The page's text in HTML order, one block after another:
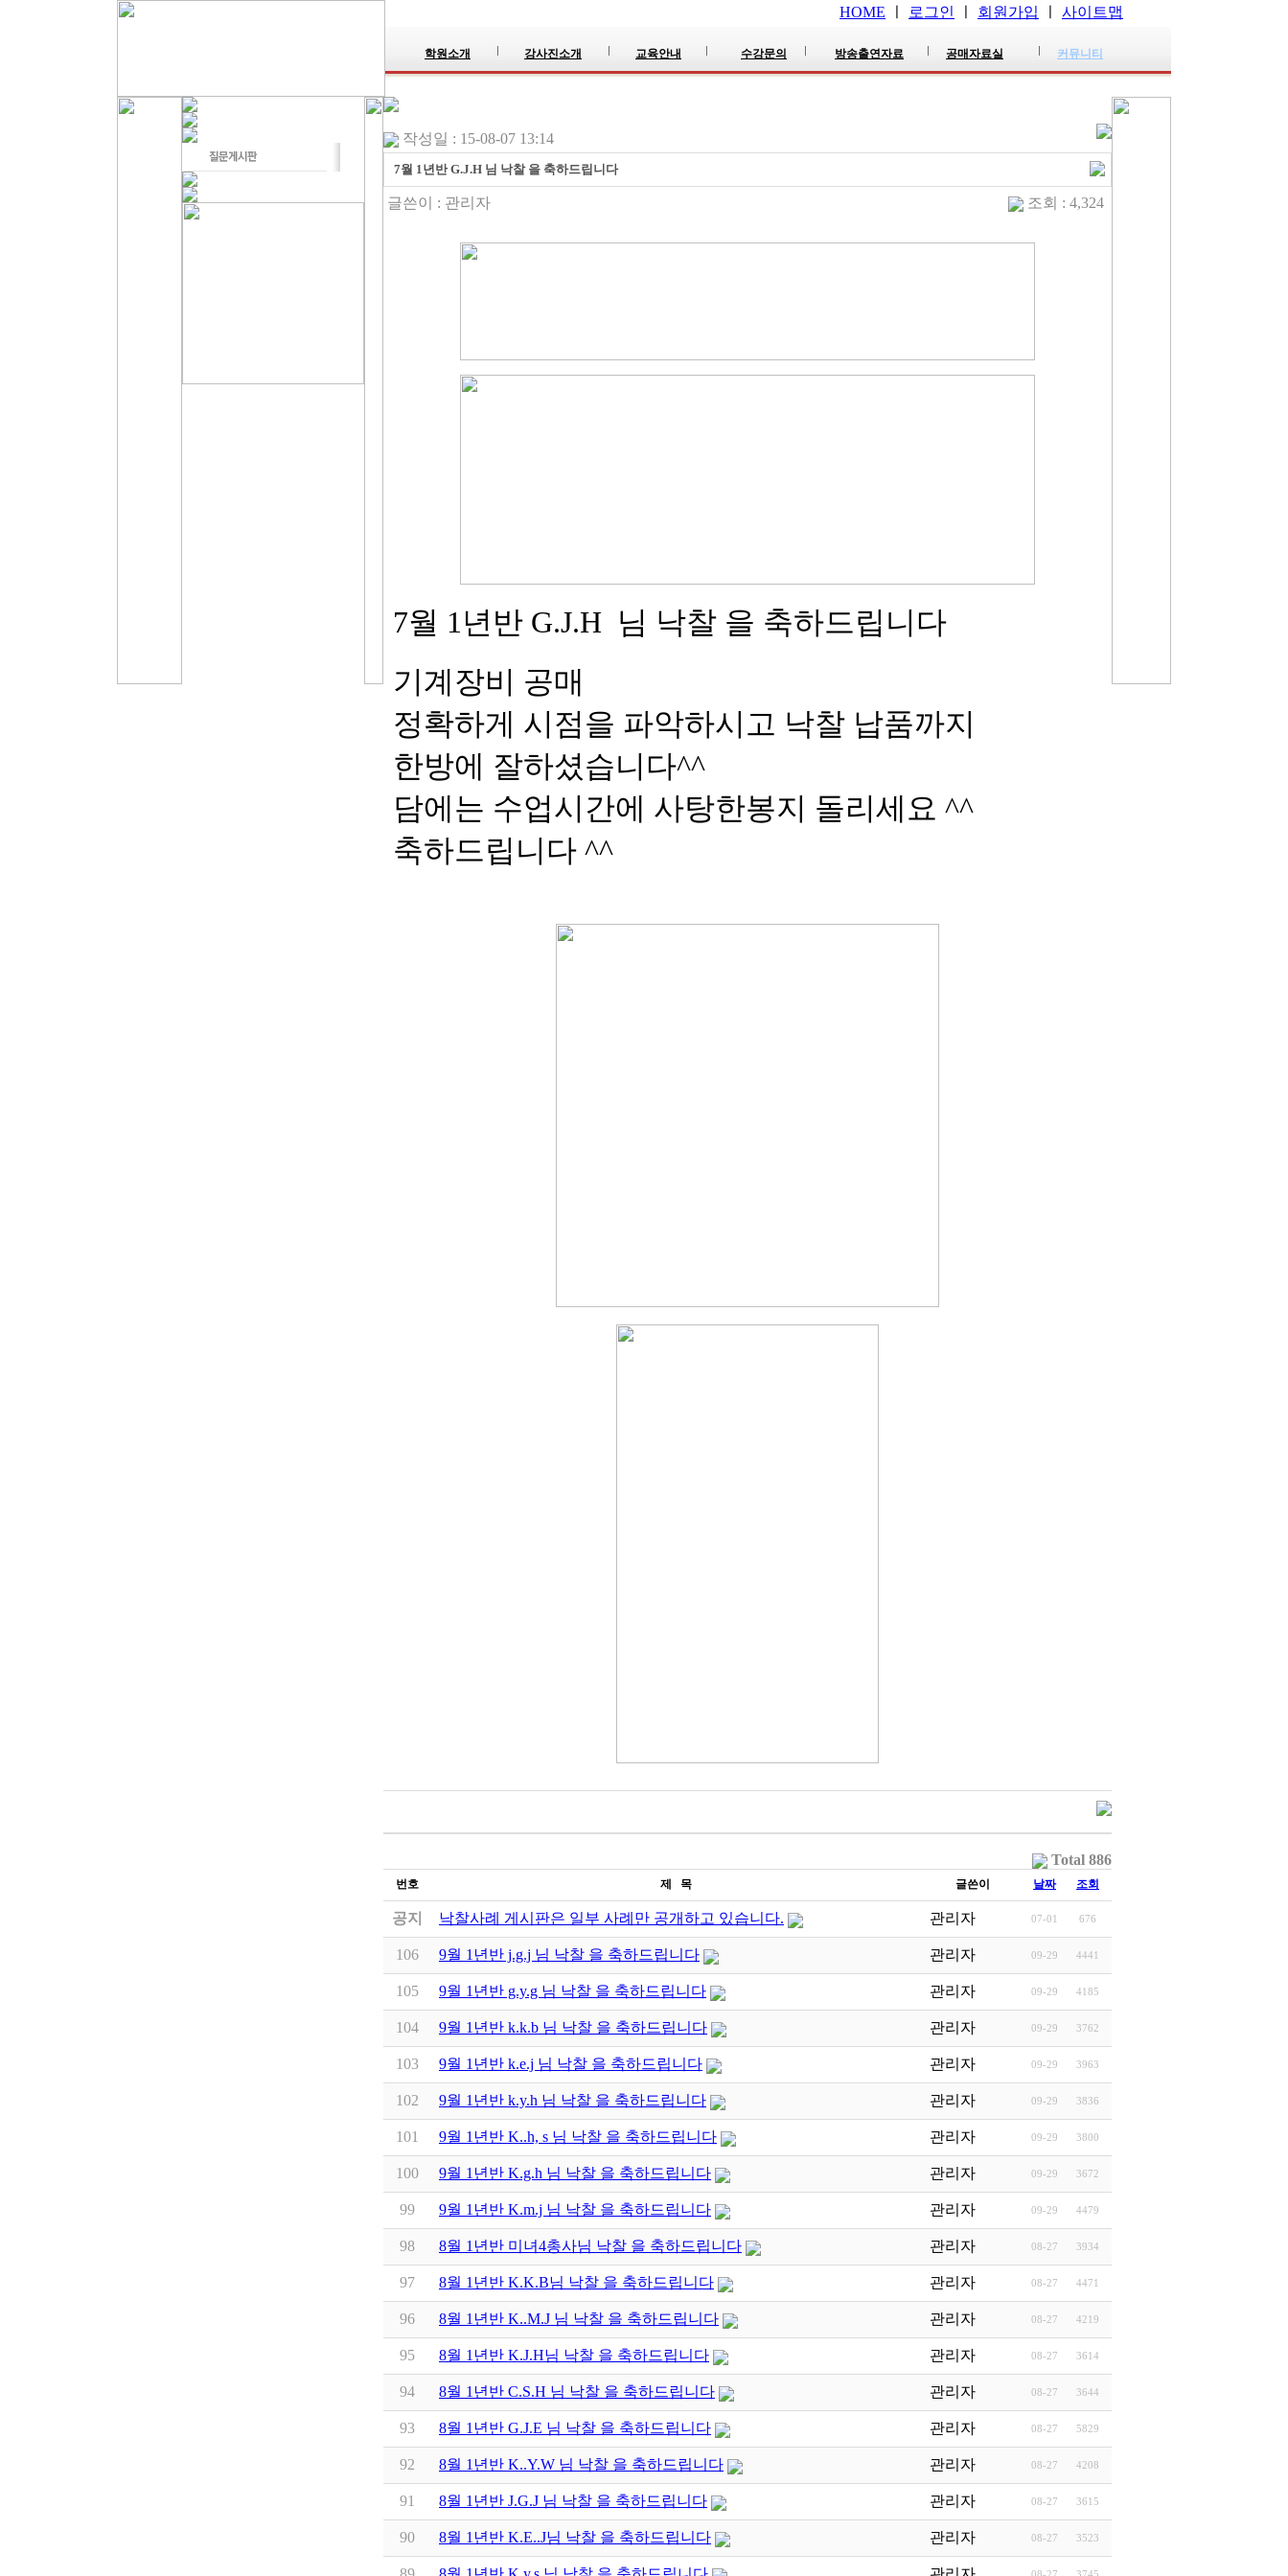
HOME 로그인 회원가입 사이트맵
학원소개 강사진소개 교육안내 수강문의 방송출연자료 공매자료실 커뮤니티
작성일 : 15-08-07 13:14
7월 1년반 G.J.H 님 낙찰 을 축하드립니다
글쓴이 : 관리자 조회 : 4,324
7월 1년반 G.J.H 님 낙찰 을 축하드립니다
기계장비 공매
정확하게 시점을 파악하시고 낙찰 납품까지
한방에 잘하셨습니다^^
담에는 수업시간에 사탕한봉지 돌리세요 ^^
축하드립니다 ^^
Total 886
번호 제 목 글쓴이 날짜 조회
공지 낙찰사례 게시판은 일부 사례만 공개하고 있습니다. 관리자 07-01 676
106 9월 1년반 j.g.j 님 낙찰 을 축하드립니다 관리자 09-29 4441
105 9월 1년반 g.y.g 님 낙찰 을 축하드립니다 관리자 09-29 4185
104 9월 1년반 k.k.b 님 낙찰 을 축하드립니다 관리자 09-29 3762
103 9월 1년반 k.e.j 님 낙찰 을 축하드립니다 관리자 09-29 3963
102 9월 1년반 k.y.h 님 낙찰 을 축하드립니다 관리자 09-29 3836
101 9월 1년반 K..h, s 님 낙찰 을 축하드립니다 관리자 09-29 3800
100 9월 1년반 K.g.h 님 낙찰 을 축하드립니다 관리자 09-29 3672
99 9월 1년반 K.m.j 님 낙찰 을 축하드립니다 관리자 09-29 4479
98 8월 1년반 미녀4총사님 낙찰 을 축하드립니다 관리자 08-27 3934
97 8월 1년반 K.K.B님 낙찰 을 축하드립니다 관리자 08-27 4471
96 8월 1년반 K..M.J 님 낙찰 을 축하드립니다 관리자 08-27 4219
95 8월 1년반 K.J.H님 낙찰 을 축하드립니다 관리자 08-27 3614
94 8월 1년반 C.S.H 님 낙찰 을 축하드립니다 관리자 08-27 3644
93 8월 1년반 G.J.E 님 낙찰 을 축하드립니다 관리자 08-27 5829
92 8월 1년반 K..Y.W 님 낙찰 을 축하드립니다 관리자 08-27 4208
91 8월 1년반 J.G.J 님 낙찰 을 축하드립니다 관리자 08-27 3615
90 8월 1년반 K.E..J님 낙찰 을 축하드립니다 관리자 08-27 3523